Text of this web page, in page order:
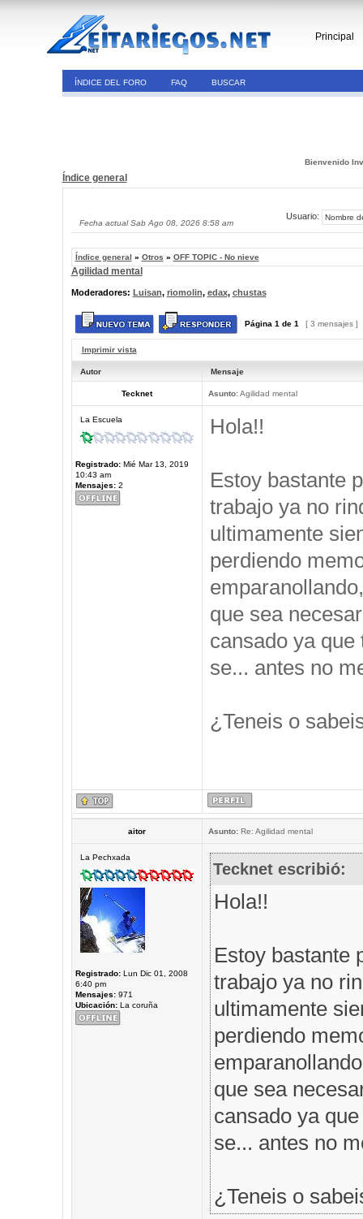
Principal
ÍNDICE DEL FORO FAQ BUSCAR
Bienvenido
Índice general
Fecha actual Sab Ago 08, 2026 8:58 am
Usuario:
Índice general » Otros » OFF TOPIC - No nieve
Agilidad mental
Moderadores: Luisan, riomolin, edax, chustas
Página 1 de 1 [ 3 mensajes ]
Imprimir vista
Autor Mensaje
Tecknet Asunto:Agilidad mental
La Escuela
Registrado:Mié Mar 13, 2019
10:43 am
Mensajes:2
Hola!!
Estoy bastante
trabajo ya no
ultimamente
perdiendo
que sea
cansado ya
se... antes no
¿Teneis o
aitor Asunto:Re: Agilidad mental
La Pechxada
Registrado:Lun Dic 01, 2008
6:40 pm
Mensajes:971
Ubicación:La coruña
Tecknet escribió:
Hola!!
Estoy bastante
trabajo ya no
ultimamente
perdiendo
que sea
cansado ya
se... antes no
¿Teneis o